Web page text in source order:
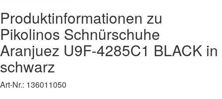
Produktinformationen zu
Pikolinos Schnürschuhe
Aranjuez U9F-4285C1 BLACK in
schwarz
Art-Nr.: 136011050